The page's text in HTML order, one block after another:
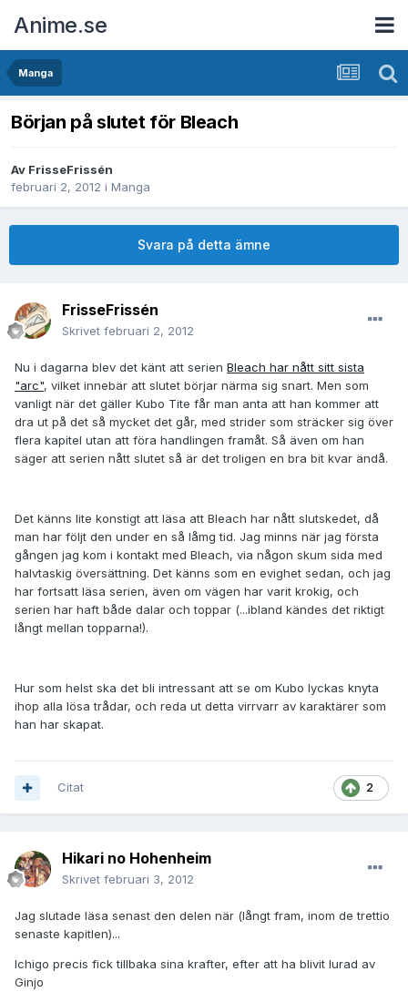
Anime.se
Manga
Början på slutet för Bleach
Av FrisseFrissén
februari 2, 2012 i Manga
Svara på detta ämne
FrisseFrissén
Skrivet februari 2, 2012
Nu i dagarna blev det känt att serien Bleach har nått sitt sista
"arc", vilket innebär att slutet börjar närma sig snart. Men som
vanligt när det gäller Kubo Tite får man anta att han kommer att
dra ut på det så mycket det går, med strider som sträcker sig över
flera kapitel utan att föra handlingen framåt. Så även om han
säger att serien nått slutet så är det troligen en bra bit kvar ändå.
Det känns lite konstigt att läsa att Bleach har nått slutskedet, då
man har följt den under en så låmg tid. Jag minns när jag första
gången jag kom i kontakt med Bleach, via någon skum sida med
halvtaskig översättning. Det känns som en evighet sedan, och jag
har fortsatt läsa serien, även om vägen har varit krokig, och
serien har haft både dalar och toppar (...ibland kändes det riktigt
långt mellan topparna!).
Hur som helst ska det bli intressant att se om Kubo lyckas knyta
ihop alla lösa trådar, och reda ut detta virrvarr av karaktärer som
han har skapat.
2
Citat
Hikari no Hohenheim
Skrivet februari 3, 2012
Jag slutade läsa senast den delen när (långt fram, inom de trettio
senaste kapitlen)...
Ichigo precis fick tillbaka sina krafter, efter att ha blivit lurad av
Ginjo